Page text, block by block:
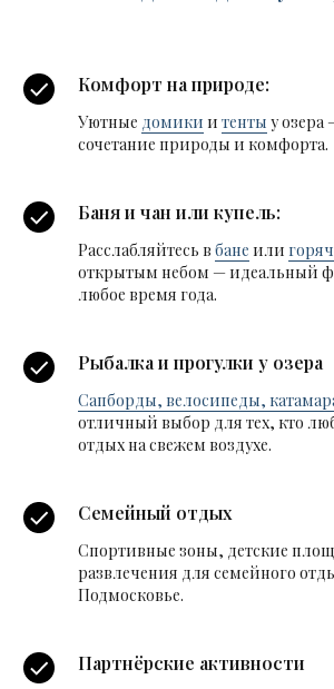
Комфорт на природе:
Уютные домики и тенты у озера
сочетание природы и комфорта.
Баня и чан или купель:
Расслабляйтесь в бане или
открытым небом — идеальный
любое время года.
Рыбалка и прогулки у озера
Сапборды, велосипеды,
отличный выбор для тех, кто
отдых на свежем воздухе.
Семейный отдых
Спортивные зоны, детские
развлечения для семейного
Подмосковье.
Партнёрские активности